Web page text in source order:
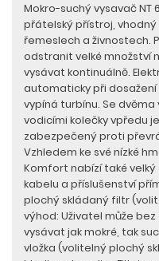
Mokro-suchý vysavač NT
přátelský přístroj,
řemeslech a živnostech.
odstranit velké množství
vysávat kontinuálně.
automaticky při
vypíná turbínu. Se
vodicími kolečky vpředu
zabezpečený proti
Vzhledem ke své nízké
Komfort nabízí také
kabelu a příslušenství
plochý skládaný filtr
výhod: Uživatel může
vysávat jak mokré, tak
vložka (volitelný plochý